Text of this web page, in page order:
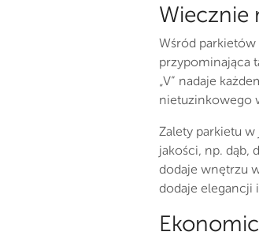
Wiecznie
Wśród parkietów
przypominająca
„V” nadaje
nietuzinkowego
Zalety parkietu
jakości, np. dąb,
dodaje wnętrzu
dodaje elegancji